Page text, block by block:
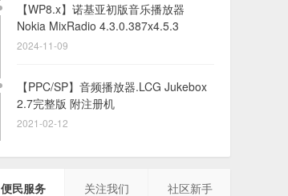
【PPC/SP】音频播放器.LCG Jukebox
2.7完整版 附注册机
2021-02-12
手机CHM阅读器MobiCHM v2.01.337
S60v3v5多语言版
2020-12-13
大楼
便民服务 关注我们 社区新手